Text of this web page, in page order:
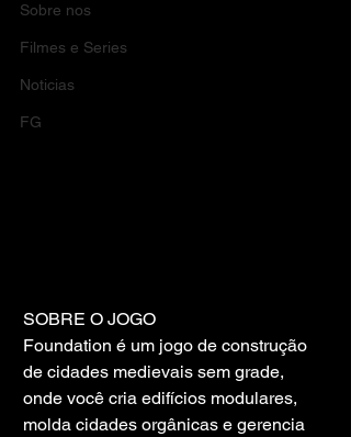
Sobre nos
Filmes e Series
Noticias
FG
SOBRE O JOGO
Foundation é um jogo de construção
de cidades medievais sem grade,
onde você cria edifícios modulares,
molda cidades orgânicas e gerencia